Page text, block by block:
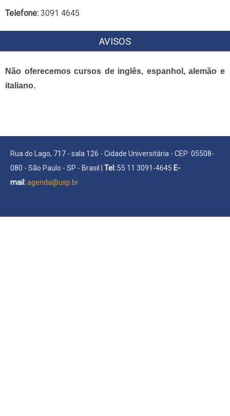
Telefone: 3091 4645
AVISOS
Não oferecemos cursos de inglês, espanhol, alemão e
italiano.
Rua do Lago, 717 - sala 126 - Cidade Universitária - CEP: 05508-
080 - São Paulo - SP - Brasil | Tel: 55 11 3091-4645 E-
mail:agenda@usp.br